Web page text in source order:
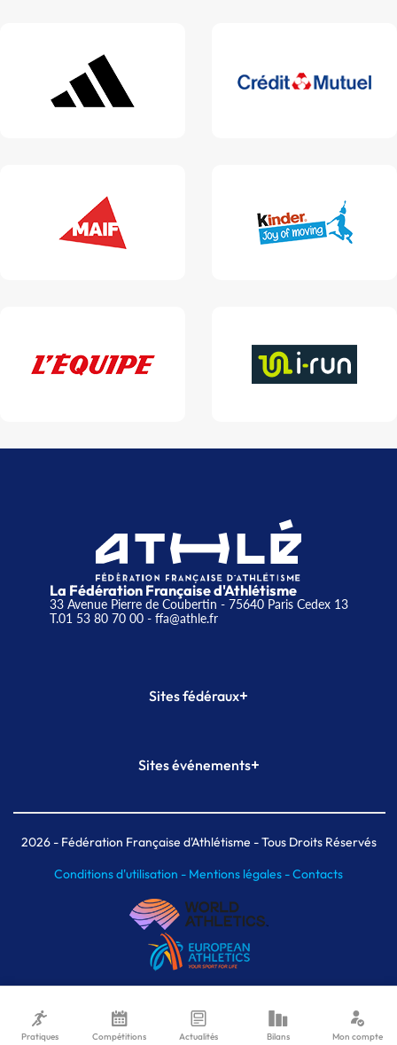
La Fédération Française d'Athlétisme
33 Avenue Pierre de Coubertin - 75640 Paris Cedex 13
T.01 53 80 70 00- ffa@athle.fr
Sites fédéraux+
Plateforme Formation
Sites événements+
Meeting de Paris indoor
MAIF Ekiden de Paris
2026- Fédération Française d'Athlétisme - Tous Droits Réservés
Conditions d'utilisation - Mentions légales -Contacts
Pratiques Compétitions Actualités Bilans Mon compte